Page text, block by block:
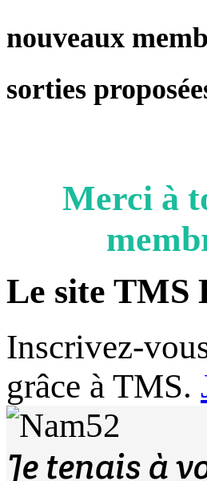
nouveaux
sorties
Merci à
Le site TMS
Inscrivez-
grâce à TMS.
Je tenais à